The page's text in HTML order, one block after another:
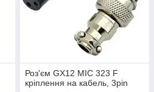
Роз'єм GX12 MIC 323 F
кріплення на кабель, 3pin